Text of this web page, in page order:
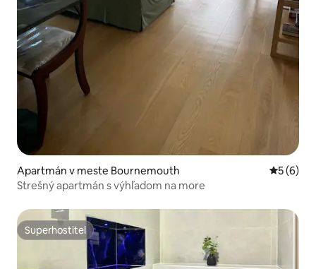
Apartmán v meste Bournemouth
5 (6)
Strešný apartmán s výhľadom na more
Superhostiteľ
Superhostiteľ